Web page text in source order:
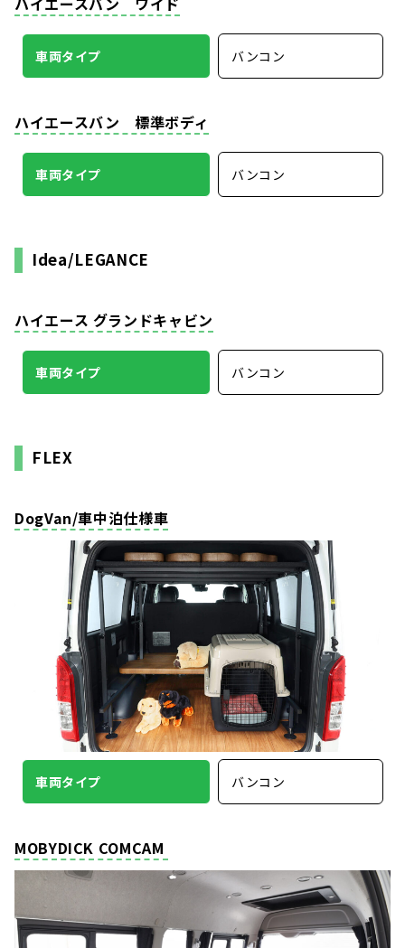
車両タイプ バンコン
ハイエースバン 標準ボディ
車両タイプ バンコン
Idea/LEGANCE
ハイエース グランドキャビン
車両タイプ バンコン
FLEX
DogVan/車中泊仕様車
車両タイプ バンコン
MOBYDICK COMCAM